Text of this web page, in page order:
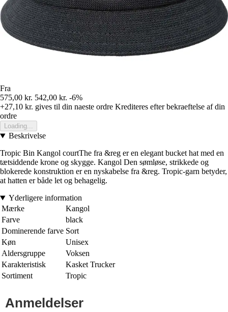
Fra
575,00 kr. 542,00 kr. -6%
+27,10 kr. gives til din naeste ordre Krediteres efter bekraeftelse af din
ordre
Loading...
Beskrivelse
Tropic Bin Kangol courtThe fra &reg er en elegant bucket hat med en
tætsiddende krone og skygge. Kangol Den sømløse, strikkede og
blokerede konstruktion er en nyskabelse fra &reg. Tropic-garn betyder,
at hatten er både let og behagelig.
Yderligere information
Mærke
Kangol
Farve
black
Dominerende farve Sort
Køn
Unisex
Aldersgruppe
Voksen
Karakteristisk
Kasket Trucker
Sortiment
Tropic